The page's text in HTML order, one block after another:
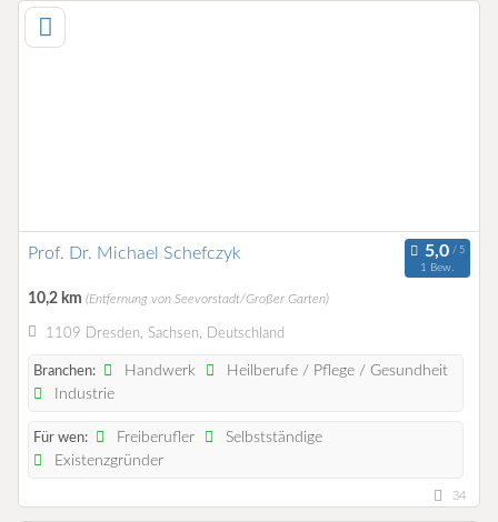
Prof. Dr. Michael Schefczyk
1 Bew.
10,2 km (Entfernung von Seevorstadt/Großer Garten)
1109 Dresden, Sachsen, Deutschland
Branchen: Handwerk
Heilberufe / Pflege / Gesundheit
Industrie
Für wen: Freiberufler
Selbstständige
Existenzgründer
34